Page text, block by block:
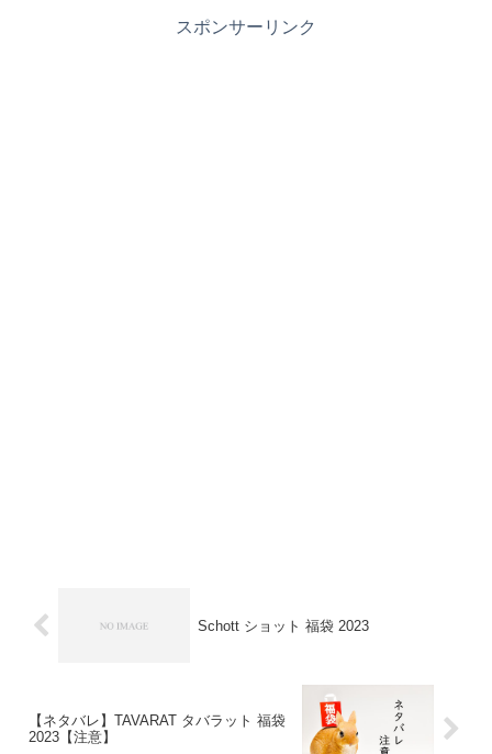
スポンサーリンク
Schott ショット 福袋 2023
【ネタバレ】TAVARAT タバラット 福袋
2023【注意】